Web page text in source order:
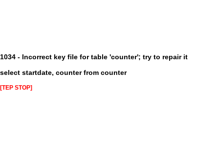
1034 - Incorrect key file for table 'counter'; try to repair it
select startdate, counter from counter
[TEP STOP]